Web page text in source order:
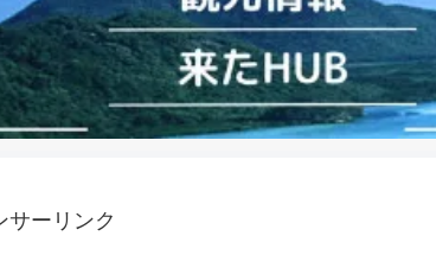
サーリンク